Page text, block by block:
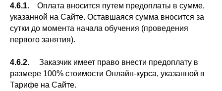
4.6.1. Оплата вносится путем предоплаты в сумме,
указанной на Сайте. Оставшаяся сумма вносится за
сутки до момента начала обучения (проведения
первого занятия).
4.6.2.
Заказчик имеет право внести предоплату в
размере 100% стоимости Онлайн-курса, указанной в
Тарифе на Сайте.